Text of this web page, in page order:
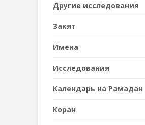
Другие исследования
Закят
Имена
Исследования
Календарь на Рамадан
Коран